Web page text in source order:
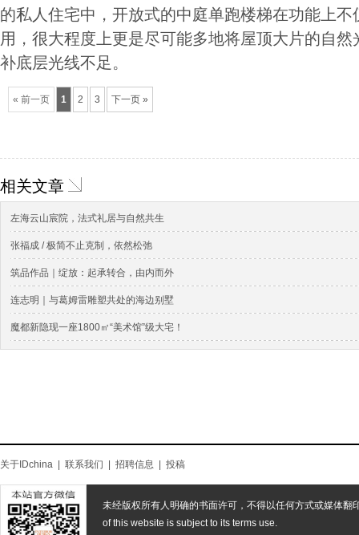
的私人住宅中，开放式的中庭单跑楼梯在功能上
用，很大程度上更是尽可能多地将屋顶大片的自
补底层光线不足。
« 前一页 1 2 3 下一页 »
相关文章
左海云山宸院，法式礼居与自然共生
张福成 / 极简不止克制，依然松弛
筑品作品｜绽放：起承转合，由内而外
连志明｜与葛姆雷雕塑共处的海边别墅
魔都新隐现一座1800㎡“美术馆”级大宅！
关于IDchina 联系我们 招聘信息 投稿
未经版权所有人明确的书面许可，不得以任何方式或媒体翻
of this website is subject to its terms use.